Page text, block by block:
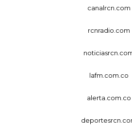
canalrcn.com
rcnradio.com
lafm.com.co
alerta.com.co